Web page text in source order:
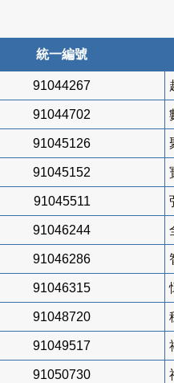
統一編號
91044267
91044702
91045126
91045152
91045511
91046244
91046286
91046315
91048720
91049517
91050730